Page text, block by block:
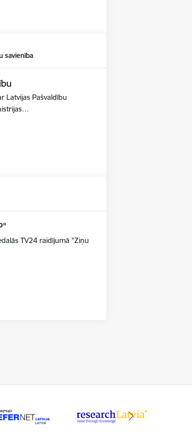
savienība
Latvijas Pašvaldību
TV24 raidījumā "Ziņu